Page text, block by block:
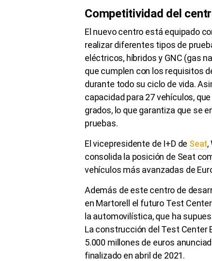
Competitividad del
El nuevo centro está equipado
realizar diferentes tipos de
eléctricos, híbridos y GNC (gas
que cumplen con los requisitos
durante todo su ciclo de vida.
capacidad para 27 vehículos,
grados, lo que garantiza que se
pruebas.
El vicepresidente de I+D de Seat,
consolida la posición de Seat
vehículos más avanzadas de
Además de este centro de
en Martorell el futuro Test
la automovilística, que ha
La construcción del Test Center
5.000 millones de euros
finalizado en abril de 2021.